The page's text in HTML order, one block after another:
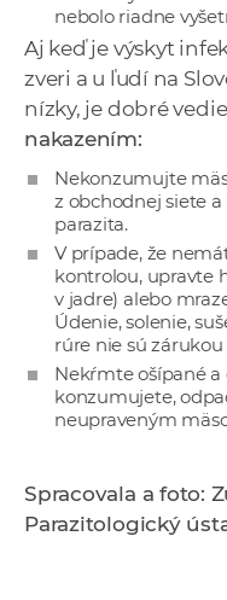
nebolo riadne
Aj keď je výskyt
zveri a u ľudí na
nízky, je dobré
nakazením:
Nekonzumujte
z obchodnej siete
parazita.
V prípade, že
kontrolou, upravte
v jadre) alebo
Údenie, solenie,
rúre nie sú
Nekŕmte ošípané
konzumujete,
neupraveným
Spracovala a foto:
Parazitologický